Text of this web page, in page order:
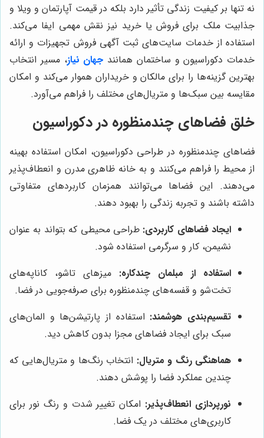
نه تنها بر کیفیت زندگی تأثیر دارد بلکه در قیمت آپارتمان و ویلا و
جذابیت ملک برای فروش یا خرید نیز نقش مهمی ایفا می‌کند.
استفاده از خدمات سایت‌های ثبت آگهی فروش تجهیزات و ارائه
خدمات دکوراسیون و ساختمان همانند جهان نیاز، مسیر انتخاب
بهترین گزینه‌ها را برای مالکان و خریداران هموار می‌کند و امکان
مقایسه بین سبک‌ها و متریال‌های مختلف را فراهم می‌آورد.
خلق فضاهای چندمنظوره در دکوراسیون
فضاهای چندمنظوره در طراحی دکوراسیون، امکان استفاده بهینه
از محیط را فراهم می‌کنند و به خانه ظاهری مدرن و انعطاف‌پذیر
می‌دهند. این فضاها می‌توانند همزمان کاربردهای متفاوتی
داشته باشند و تجربه زندگی را بهبود دهند.
ایجاد فضاهای کاربردی: طراحی محیطی که بتواند به عنوان
نشیمن، کار و سرگرمی استفاده شود.
استفاده از مبلمان چندکاره: میزهای تاشو، کاناپه‌های
تخت‌شو و قفسه‌های چندمنظوره برای صرفه‌جویی در فضا.
تقسیم‌بندی هوشمند: استفاده از پارتیشن‌ها و المان‌های
سبک برای ایجاد فضاهای مجزا بدون کاهش دید.
هماهنگی رنگ و متریال: انتخاب رنگ‌ها و متریال‌هایی که
چندین عملکرد فضا را پوشش دهند.
نورپردازی انعطاف‌پذیر: امکان تغییر شدت و رنگ نور برای
کاربری‌های مختلف در یک فضا.